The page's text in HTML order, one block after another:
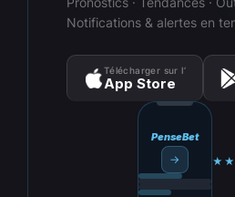
Notifications & alertes en
Télécharger sur l’
App Store
PenseBet
→